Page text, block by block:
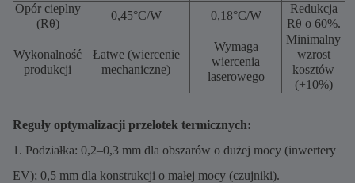
Opór cieplny
(Rθ)
0,45°C/W 0,18°C/W
Redukcja
Rθ o 60%.
Wykonalność
produkcji
Łatwe (wiercenie
mechaniczne)
Wymaga
wiercenia
laserowego
Minimalny
wzrost
kosztów
(+10%)
Reguły optymalizacji przelotek termicznych:
1. Podziałka: 0,2–0,3 mm dla obszarów o dużej mocy (inwertery
EV); 0,5 mm dla konstrukcji o małej mocy (czujniki).